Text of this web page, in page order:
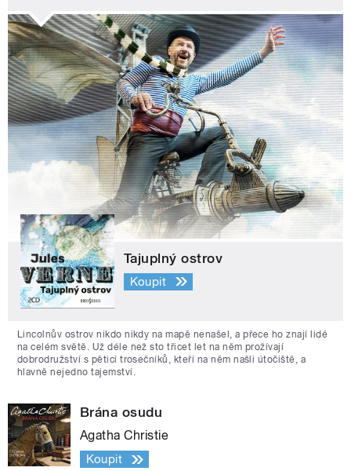
Tajuplný ostrov
Koupit
Lincolnův ostrov nikdo nikdy na mapě nenašel, a přece ho znají lidé
na celém světě. Už déle než sto třicet let na něm prožívají
dobrodružství s pěticí trosečníků, kteří na něm našli útočiště, a
hlavně nejedno tajemství.
Brána osudu
Agatha Christie
Koupit